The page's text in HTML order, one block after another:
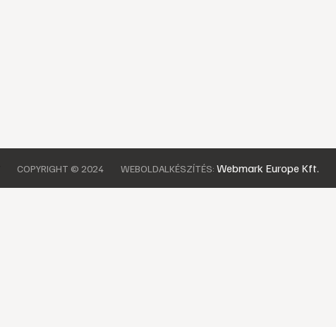
COPYRIGHT © 2024 WEBOLDALKÉSZÍTÉS: Webmark Europe Kft.